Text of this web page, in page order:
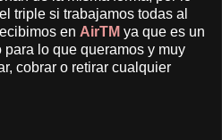
triple si trabajamos todas al
en AirTM ya que es un
lo que queramos y muy
cobrar o retirar cualquier